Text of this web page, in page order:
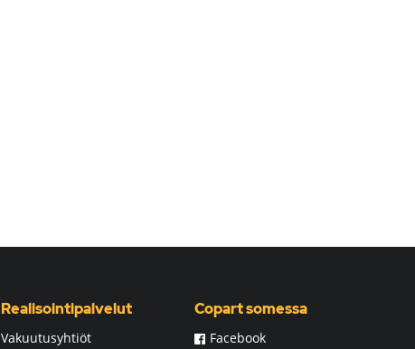
Realisointipalvelut
Vakuutusyhtiöt
Copart somessa
Facebook